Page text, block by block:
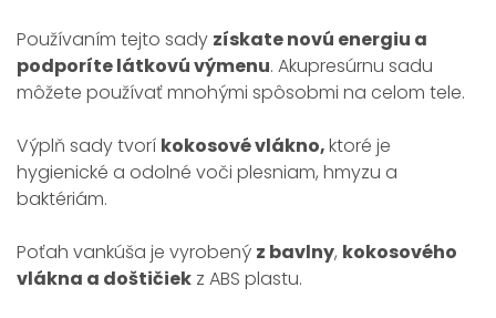
Používaním tejto sady získate novú energiu a
podporíte látkovú výmenu. Akupresúrnu sadu
môžete používať mnohými spôsobmi na celom tele.
Výplň sady tvorí kokosové vlákno,ktoré je
hygienické a odolné voči plesniam, hmyzu a
baktériám.
Poťah vankúša je vyrobený z bavlny, kokosového
vlákna a doštičiek z ABS plastu.